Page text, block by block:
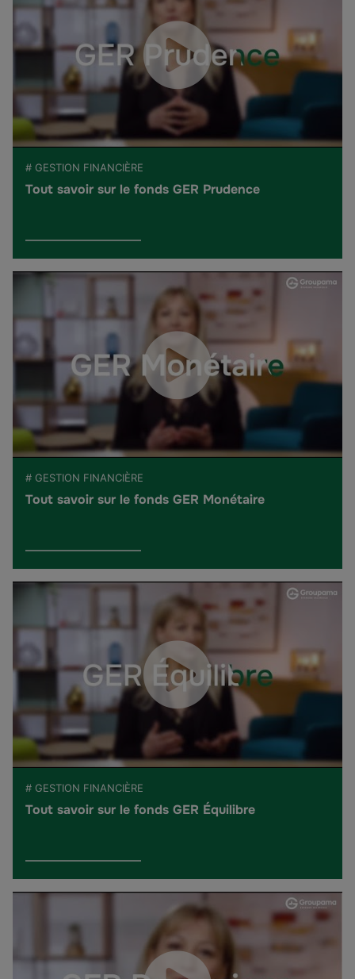
# GESTION FINANCIÈRE
Tout savoir sur le fonds GER Prudence
# GESTION FINANCIÈRE
Tout savoir sur le fonds GER Monétaire
# GESTION FINANCIÈRE
Tout savoir sur le fonds GER Équilibre